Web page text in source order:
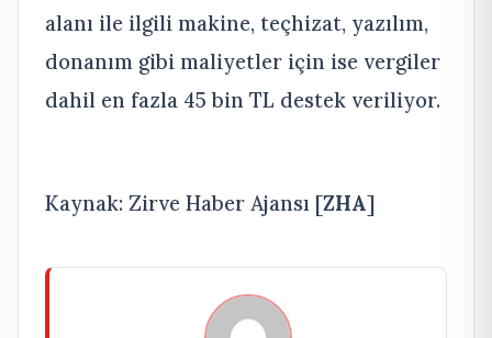
alanı ile ilgili makine, teçhizat, yazılım,
donanım gibi maliyetler için ise vergiler
dahil en fazla 45 bin TL destek veriliyor.
Kaynak: Zirve Haber Ajansı [ZHA]